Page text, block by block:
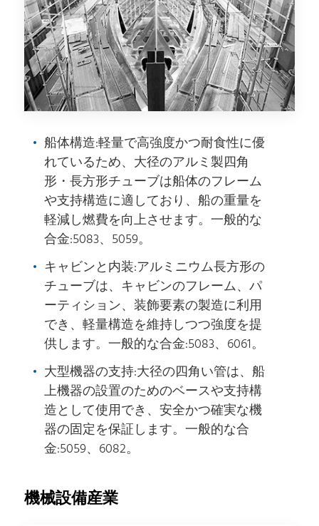
船体構造:軽量で高強度かつ耐食性に優
れているため、大径のアルミ製四角
形・長方形チューブは船体のフレーム
や支持構造に適しており、船の重量を
軽減し燃費を向上させます。一般的な
合金:5083、5059。
キャビンと内装:アルミニウム長方形の
チューブは、キャビンのフレーム、パ
ーティション、装飾要素の製造に利用
でき、軽量構造を維持しつつ強度を提
供します。一般的な合金:5083、6061。
大型機器の支持:大径の四角い管は、船
上機器の設置のためのベースや支持構
造として使用でき、安全かつ確実な機
器の固定を保証します。一般的な合
金:5059、6082。
機械設備産業